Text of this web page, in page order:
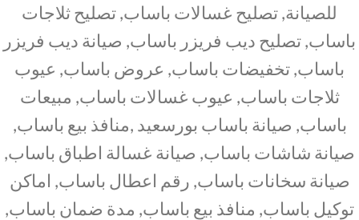
للصيانة, تصليح غسالات باساب, تصليح ثلاجات
باساب, تصليح ديب فريزر باساب, صيانة ديب فريزر
باساب, تخفيضات باساب, عروض باساب, عيوب
ثلاجات باساب, عيوب غسالات باساب, مبيعات
باساب, صيانة باساب بورسعيد ,منافذ بيع باساب,
صيانة شاشات باساب, صيانة غسالة اطباق باساب,
صيانة سخانات باساب, رقم اعطال باساب, اماكن
توكيل باساب, منافذ بيع باساب, مدة ضمان باساب,